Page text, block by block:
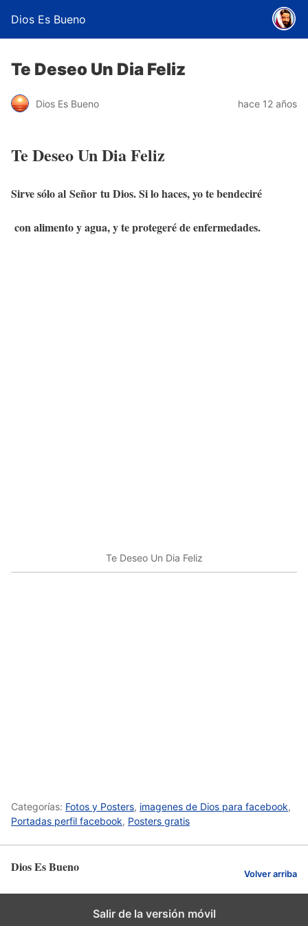
Dios Es Bueno
Te Deseo Un Dia Feliz
Dios Es Bueno hace 12 años
Te Deseo Un Dia Feliz
Sirve sólo al Señor tu Dios. Si lo haces, yo te bendeciré
con alimento y agua, y te protegeré de enfermedades.
Te Deseo Un Dia Feliz
Categorías: Fotos y Posters, imagenes de Dios para facebook,
Portadas perfil facebook, Posters gratis
Dios Es Bueno Volver arriba
Salir de la versión móvil